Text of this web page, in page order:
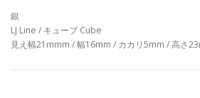
銀
LJ Line / キューブ Cube
見え幅21mmm / 幅16mm / カカリ5mm / 高さ